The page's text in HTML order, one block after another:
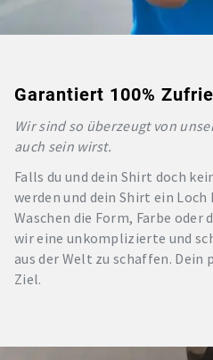
Garantiert 100%
Wir sind so überzeugt von
auch sein wirst.
Falls du und dein Shirt doch
werden und dein Shirt ein Loch
Waschen die Form, Farbe
wir eine unkomplizierte und
aus der Welt zu schaffen.
Ziel.